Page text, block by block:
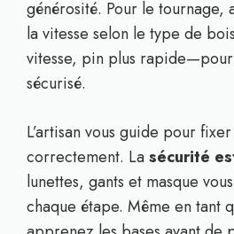
générosité. Pour le tournage,
la vitesse selon le type de
vitesse, pin plus
sécurisé.
L’artisan vous guide pour
correctement. Lasécurité
lunettes, gants et masque
chaque étape. Même en tant